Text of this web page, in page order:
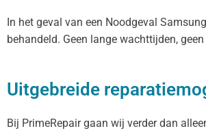
In het geval van een Noodgeval
behandeld. Geen lange wachttijden,
Uitgebreide
Bij PrimeRepair gaan wij verder dan